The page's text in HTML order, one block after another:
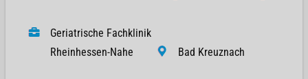
Geriatrische Fachklinik
Rheinhessen-Nahe
Bad Kreuznach